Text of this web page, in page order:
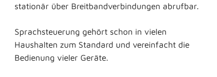
stationär über Breitbandverbindungen abrufbar.
Sprachsteuerung gehört schon in vielen
Haushalten zum Standard und vereinfacht die
Bedienung vieler Geräte.